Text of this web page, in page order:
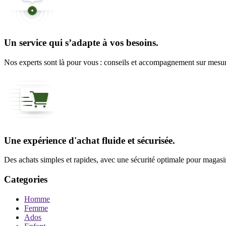
Un service qui s’adapte à vos besoins.
Nos experts sont là pour vous : conseils et accompagnement sur
Une expérience d'achat fluide et sécurisée.
Des achats simples et rapides, avec une sécurité optimale pour
Categories
Homme
Femme
Ados